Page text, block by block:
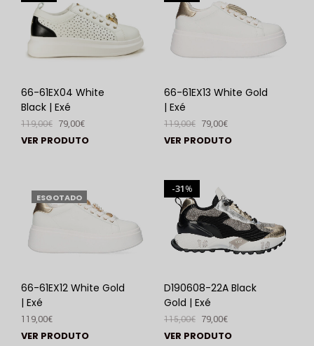
66-61EX04 White
Black | Exé
119,00€ 79,00€
VER PRODUTO
66-61EX13 White Gold
| Exé
119,00€ 79,00€
VER PRODUTO
ESGOTADO
66-61EX12 White Gold
| Exé
119,00€
VER PRODUTO
%
31
D190608-22A Black
Gold | Exé
115,00€ 79,00€
VER PRODUTO